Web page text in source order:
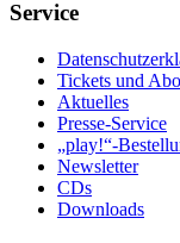
Service
Tickets und
Aktuelles
Presse-Service
„play!“-
Newsletter
CDs
Downloads